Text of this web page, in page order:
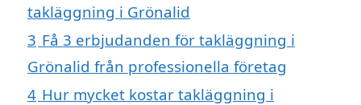
takläggning i Grönalid
3 Få 3 erbjudanden för takläggning i
Grönalid från professionella företag
4 Hur mycket kostar takläggning i